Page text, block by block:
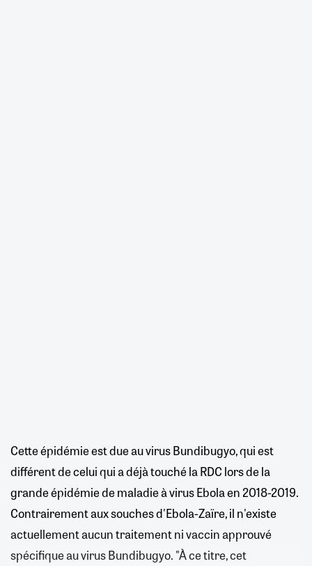
Cette épidémie est due au virus Bundibugyo, qui est
différent de celui qui a déjà touché la RDC lors de la
grande épidémie de maladie à virus Ebola en 2018-2019.
Contrairement aux souches d'Ebola-Zaïre, il n'existe
actuellement aucun traitement ni vaccin approuvé
spécifique au virus Bundibugyo. "À ce titre, cet